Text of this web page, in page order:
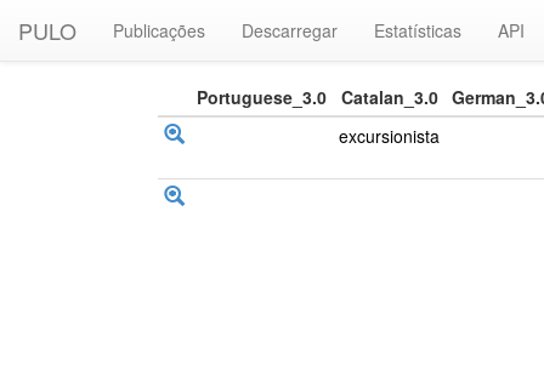
PULO Publicações Descarregar Estatísticas API
Portuguese_3.0 Catalan_3.0
excursionista